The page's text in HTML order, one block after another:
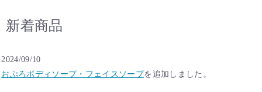
新着商品
2024/09/10
おぷろボディソープ・フェイスソープを追加しました。